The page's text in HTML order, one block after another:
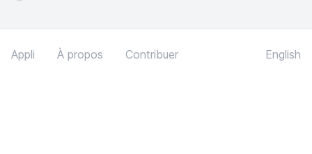
Appli À propos Contribuer English